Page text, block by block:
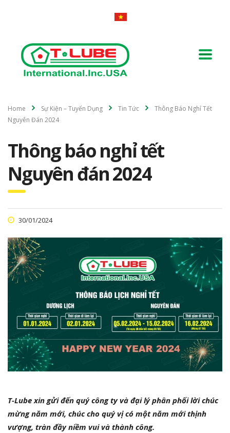
Home Sự Kiện – Tuyển Dụng Tin Tức
Thông Báo Nghỉ Tết
Nguyên Đán 2024
Thông báo nghỉ tết
Nguyên đán 2024
30/01/2024
T-Lube xin gửi đến quý công ty và đại lý phân phối lời chúc
mừng năm mới, chúc cho quý vị có một năm mới thịnh
vượng, tràn đầy niềm vui và thành công.